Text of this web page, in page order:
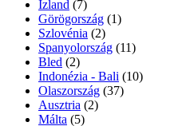
Izland (7)
Görögország (1)
Szlovénia (2)
Spanyolország (11)
Bled (2)
Indonézia - Bali (10)
Olaszország (37)
Ausztria (2)
Málta (5)